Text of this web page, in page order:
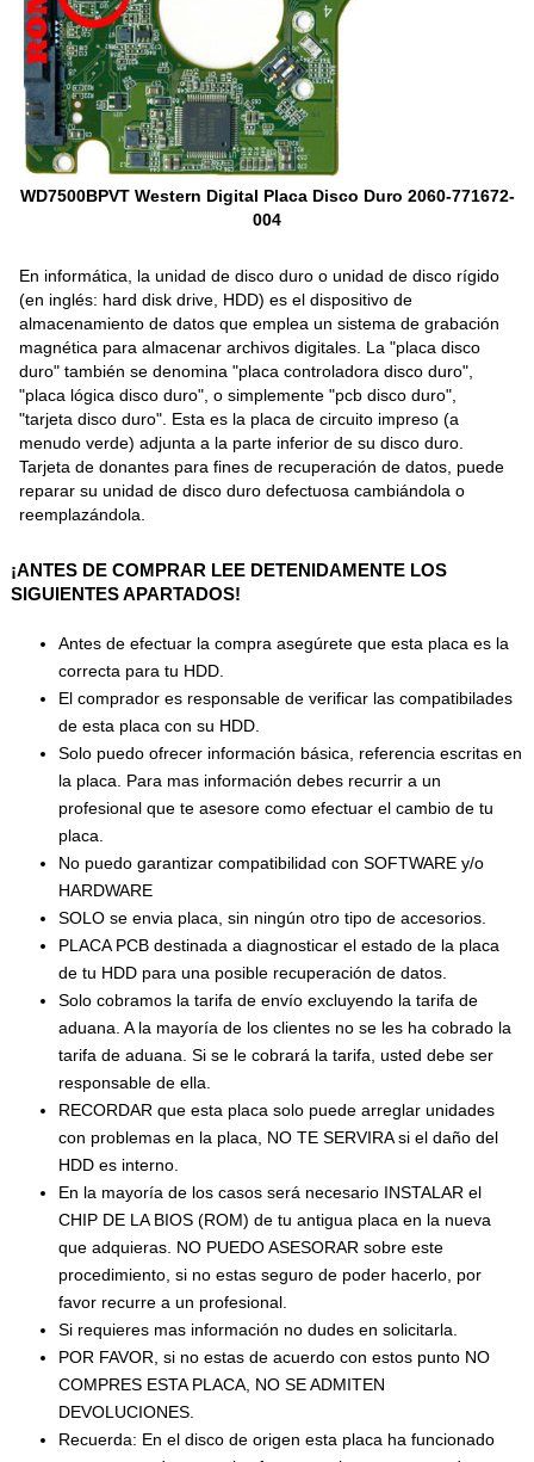
WD7500BPVT Western Digital Placa Disco Duro 2060-771672-
004
En informática, la unidad de disco duro o unidad de disco rígido
(en inglés: hard disk drive, HDD) es el dispositivo de
almacenamiento de datos que emplea un sistema de grabación
magnética para almacenar archivos digitales. La "placa disco
duro" también se denomina "placa controladora disco duro",
"placa lógica disco duro", o simplemente "pcb disco duro",
"tarjeta disco duro". Esta es la placa de circuito impreso (a
menudo verde) adjunta a la parte inferior de su disco duro.
Tarjeta de donantes para fines de recuperación de datos, puede
reparar su unidad de disco duro defectuosa cambiándola o
reemplazándola.
¡ANTES DE COMPRAR LEE DETENIDAMENTE LOS
SIGUIENTES APARTADOS!
Antes de efectuar la compra asegúrete que esta placa es la
correcta para tu HDD.
El comprador es responsable de verificar las compatibilades
de esta placa con su HDD.
Solo puedo ofrecer información básica, referencia escritas en
la placa. Para mas información debes recurrir a un
profesional que te asesore como efectuar el cambio de tu
placa.
No puedo garantizar compatibilidad con SOFTWARE y/o
HARDWARE
SOLO se envia placa, sin ningún otro tipo de accesorios.
PLACA PCB destinada a diagnosticar el estado de la placa
de tu HDD para una posible recuperación de datos.
Solo cobramos la tarifa de envío excluyendo la tarifa de
aduana. A la mayoría de los clientes no se les ha cobrado la
tarifa de aduana. Si se le cobrará la tarifa, usted debe ser
responsable de ella.
RECORDAR que esta placa solo puede arreglar unidades
con problemas en la placa, NO TE SERVIRA si el daño del
HDD es interno.
En la mayoría de los casos será necesario INSTALAR el
CHIP DE LA BIOS (ROM) de tu antigua placa en la nueva
que adquieras. NO PUEDO ASESORAR sobre este
procedimiento, si no estas seguro de poder hacerlo, por
favor recurre a un profesional.
Si requieres mas información no dudes en solicitarla.
POR FAVOR, si no estas de acuerdo con estos punto NO
COMPRES ESTA PLACA, NO SE ADMITEN
DEVOLUCIONES.
Recuerda: En el disco de origen esta placa ha funcionado